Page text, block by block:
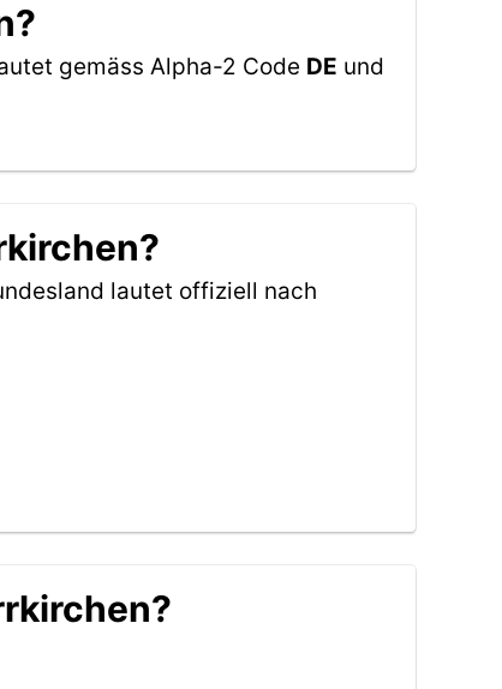
gemäss Alpha-2 Code DE und
lautet offiziell nach